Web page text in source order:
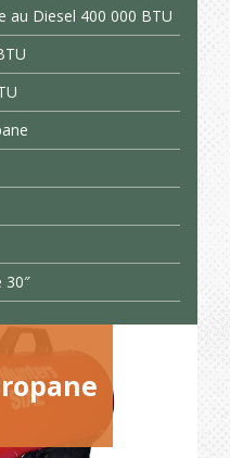
au Diesel 400 000 BTU
30″